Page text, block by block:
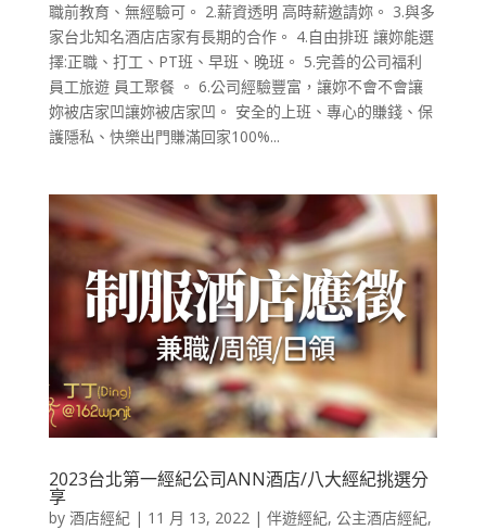
職前教育、無經驗可。 2.薪資透明 高時薪邀請妳。 3.與多
家台北知名酒店店家有長期的合作。 4.自由排班 讓妳能選
擇:正職、打工、PT班、早班、晚班。 5.完善的公司福利
員工旅遊 員工聚餐 。 6.公司經驗豐富，讓妳不會不會讓
妳被店家凹讓妳被店家凹。 安全的上班、專心的賺錢、保
護隱私、快樂出門賺滿回家100%...
2023台北第一經紀公司ANN酒店/八大經紀挑選分
享
by 酒店經紀| 11 月 13, 2022| 伴遊經紀, 公主酒店經紀,